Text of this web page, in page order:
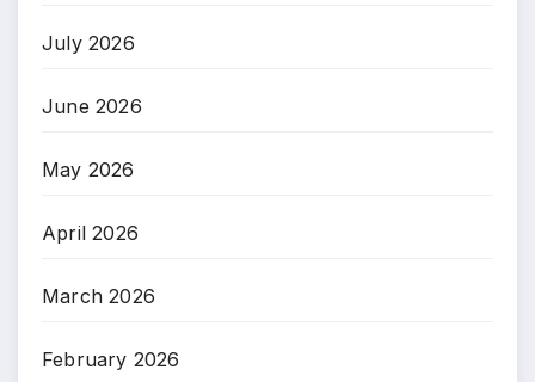
July 2026
June 2026
May 2026
April 2026
March 2026
February 2026